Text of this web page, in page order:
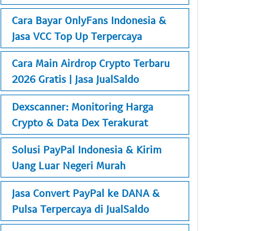
Cara Bayar OnlyFans Indonesia &
Jasa VCC Top Up Terpercaya
Cara Main Airdrop Crypto Terbaru
2026 Gratis | Jasa JualSaldo
Dexscanner: Monitoring Harga
Crypto & Data Dex Terakurat
Solusi PayPal Indonesia & Kirim
Uang Luar Negeri Murah
Jasa Convert PayPal ke DANA &
Pulsa Terpercaya di JualSaldo